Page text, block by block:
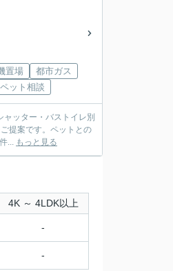
置場
都市ガス
ペット相談
ッター・バストイレ別
提案です。ペットとの
... もっと見る
4K ～ 4LDK以上
-
-